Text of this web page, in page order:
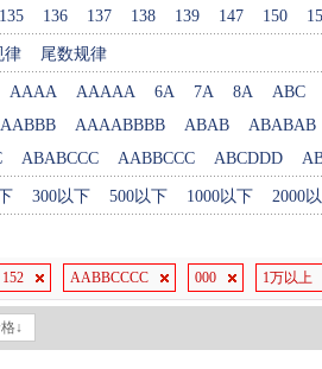
135 136 137 138 139 147 150
律 尾数规律
AAAA AAAAA 6A 7A 8A
ABC
AAAABBBB ABAB
ABABAB
ABABCCC AABBCCC ABCDDD
300以下 500以下 1000以下 2000
152 AABBCCCC 000 1万以上
↓